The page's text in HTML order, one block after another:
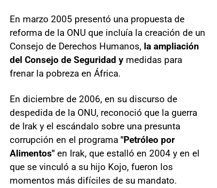
En marzo 2005 presentó una propuesta de
reforma de la ONU que incluía la creación de un
Consejo de Derechos Humanos, la ampliación
del Consejo de Seguridad y medidas para
frenar la pobreza en África.
En diciembre de 2006, en su discurso de
despedida de la ONU, reconoció que la guerra
de Irak y el escándalo sobre una presunta
corrupción en el programa "Petróleo por
Alimentos" en Irak, que estalló en 2004 y en el
que se vinculó a su hijo Kojo, fueron los
momentos más difíciles de su mandato.